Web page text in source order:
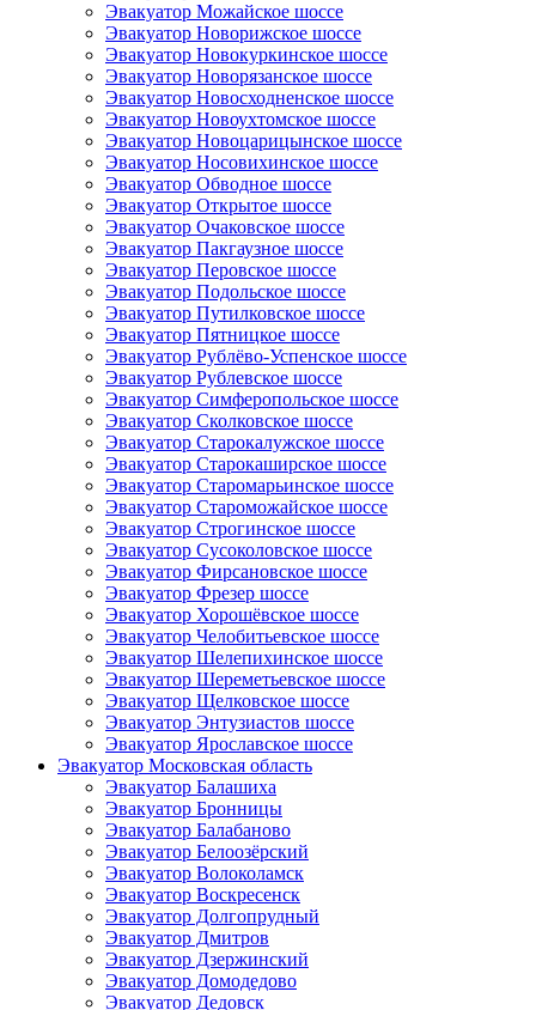
Эвакуатор Можайское шоссе
Эвакуатор Новорижское шоссе
Эвакуатор Новокуркинское шоссе
Эвакуатор Новорязанское шоссе
Эвакуатор Новосходненское шоссе
Эвакуатор Новоухтомское шоссе
Эвакуатор Новоцарицынское шоссе
Эвакуатор Носовихинское шоссе
Эвакуатор Обводное шоссе
Эвакуатор Открытое шоссе
Эвакуатор Очаковское шоссе
Эвакуатор Пакгаузное шоссе
Эвакуатор Перовское шоссе
Эвакуатор Подольское шоссе
Эвакуатор Путилковское шоссе
Эвакуатор Пятницкое шоссе
Эвакуатор Рублёво-Успенское шоссе
Эвакуатор Рублевское шоссе
Эвакуатор Симферопольское шоссе
Эвакуатор Сколковское шоссе
Эвакуатор Старокалужское шоссе
Эвакуатор Старокаширское шоссе
Эвакуатор Старомарьинское шоссе
Эвакуатор Староможайское шоссе
Эвакуатор Строгинское шоссе
Эвакуатор Сусоколовское шоссе
Эвакуатор Фирсановское шоссе
Эвакуатор Фрезер шоссе
Эвакуатор Хорошёвское шоссе
Эвакуатор Челобитьевское шоссе
Эвакуатор Шелепихинское шоссе
Эвакуатор Шереметьевское шоссе
Эвакуатор Щелковское шоссе
Эвакуатор Энтузиастов шоссе
Эвакуатор Ярославское шоссе
Эвакуатор Московская область
Эвакуатор Балашиха
Эвакуатор Бронницы
Эвакуатор Балабаново
Эвакуатор Белоозёрский
Эвакуатор Волоколамск
Эвакуатор Воскресенск
Эвакуатор Долгопрудный
Эвакуатор Дмитров
Эвакуатор Дзержинский
Эвакуатор Домодедово
Эвакуатор Дедовск